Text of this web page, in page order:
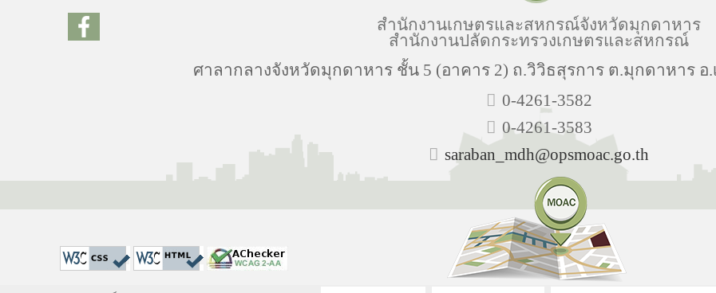
สำนักงานเกษตรและสหกรณ์จังหวัดมุกดาหาร
สำนักงานปลัดกระทรวงเกษตรและสหกรณ์
ศาลากลางจังหวัดมุกดาหาร ชั้น 5 (อาคาร 2) ถ.วิวิธสุรการ ต.มุกดาหาร อ.
0-4261-3582
0-4261-3583
saraban_mdh@opsmoac.go.th